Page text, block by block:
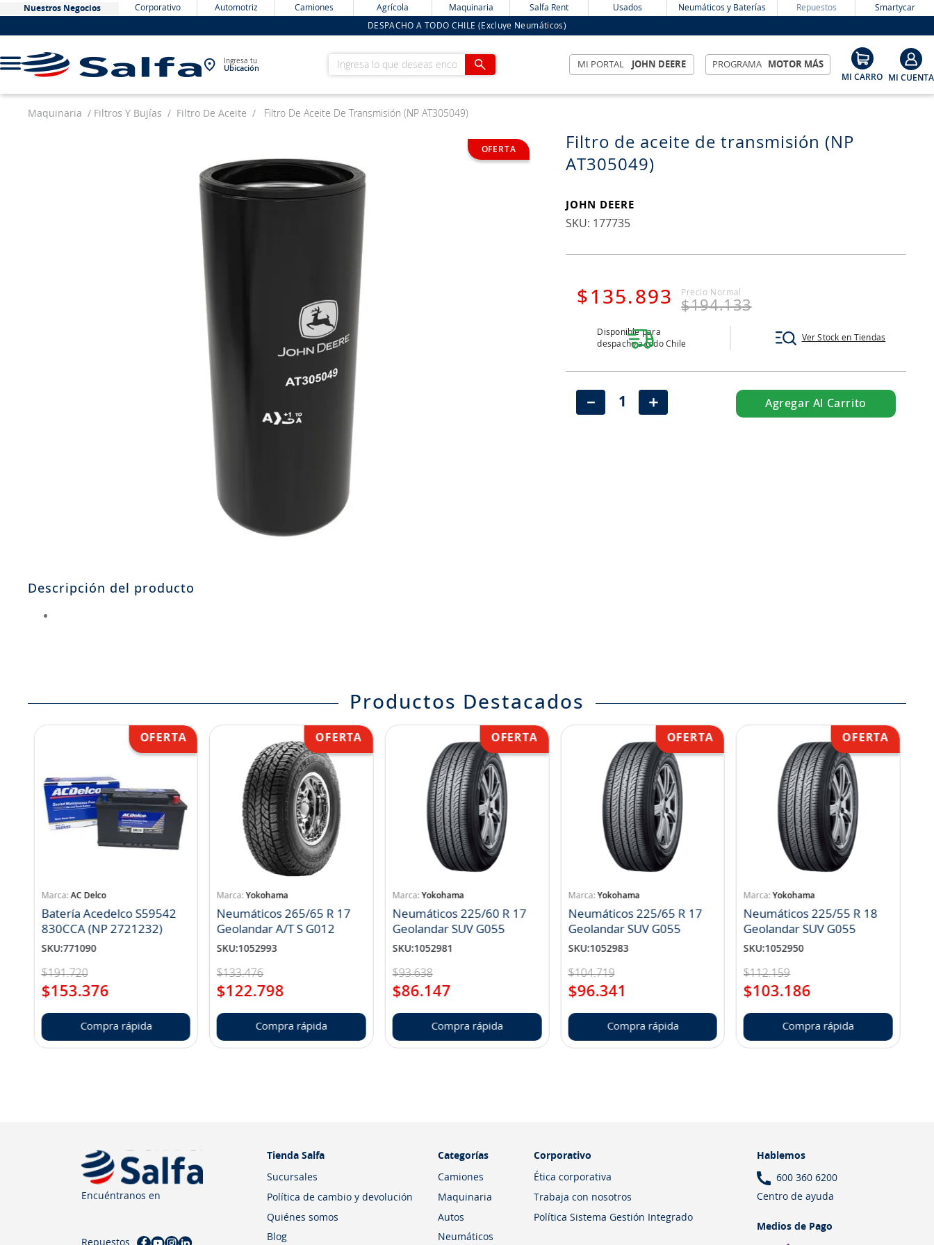
Nuestros Negocios Corporativo Automotriz Camiones Agrícola Maquinaria Salfa Rent Usados Neumáticos y Baterías Repuestos Smartycar
DESPACHO A TODO CHILE (Excluye Neumáticos)
Ingresa tu
Ubicación
Ingresa lo que deseas encontrar MI PORTAL JOHN DEERE PROGRAMA MOTOR MÁS
Maquinaria Filtros Y Bujías Filtro De Aceite Filtro De Aceite De Transmisión (NP AT305049)
Descripción del producto
Filtro de aceite de transmisión (NP
AT305049)
JOHN DEERE
: 177735
$ 135. 893 $194.133
Disponible para
despacho a todo Chile
Ver Stock en Tiendas
＋
－ Agregar Al Carrito
Productos Destacados
AC Delco
Batería Acedelco S59542
830CCA (NP 2721232)
SKU:771090
$191.720
$153.376
Compra rápida
Yokohama
Neumáticos 265/65 R 17
Geolandar A/T S G012
SKU:1052993
$133.476
$122.798
Compra rápida
Yokohama
Neumáticos 225/60 R 17
Geolandar SUV G055
SKU:1052981
$93.638
$86.147
Compra rápida
Yokohama
Neumáticos 225/65 R 17
Geolandar SUV G055
SKU:1052983
$104.719
$96.341
Compra rápida
Yokohama
Neumáticos 225/55 R 18
Geolandar SUV G055
SKU:1052950
$112.159
$103.186
Compra rápida
Encuéntranos en
Repuestos
Tienda Salfa
Sucursales
Política de cambio y devolución
Quiénes somos
Blog
Categorías
Camiones
Maquinaria
Autos
Neumáticos
Corporativo
Ética corporativa
Trabaja con nosotros
Política Sistema Gestión Integrado
Hablemos
600 360 6200
Centro de ayuda
Medios de Pago